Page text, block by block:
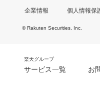
企業情報 個人情報保
© Rakuten Securities, Inc.
楽天グループ
サービス一覧 お